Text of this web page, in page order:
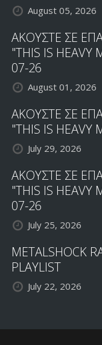
August 05, 2026
ΑΚΟΥΣΤΕ ΣΕ
"THIS IS
07-26
August 01, 2026
ΑΚΟΥΣΤΕ ΣΕ
"THIS IS HEAVY
July 29, 2026
ΑΚΟΥΣΤΕ ΣΕ
"THIS IS
07-26
July 25, 2026
METALSHOCK
PLAYLIST
July 22, 2026